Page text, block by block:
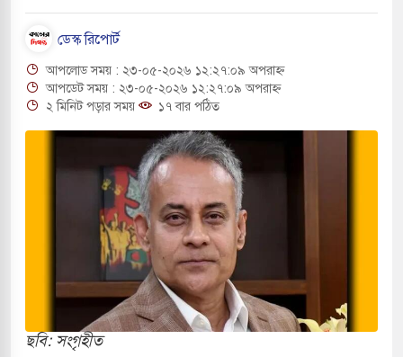
বিভিন্ন খাতে সৌদির বিনিয়োগের আহবান প্রধানমন্ত্রীর
হামলায় ছাত্রদল ও ছাত্রলীগের আচরণ ইসরায়েলের
পাহাড়ি ঢলে ফুঁসে উঠেছে তিস্তা
মুক্তির দাবিতে পাকিস্তানজুড়ে পিটিআইয়ের আজ
কোরিয়ার ক্ষেপণাস্ত্র ইউনিট মোতায়েন করা হয়েছে:
ডেস্ক রিপোর্ট
আপলোড সময় : ২৩-০৫-২০২৬ ১২:২৭:০৯ অপরাহ্ন
আপডেট সময় : ২৩-০৫-২০২৬ ১২:২৭:০৯ অপরাহ্ন
২ মিনিট পড়ার সময়
১৭ বার পঠিত
ছবি: সংগৃহীত